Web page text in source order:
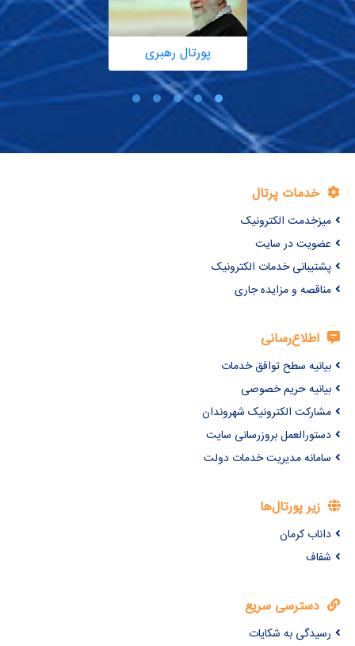
پورتال رهبری
خدمات پرتال
میزخدمت الکترونیک
عضویت در سایت
پشتیبانی خدمات الکترونیک
مناقصه و مزایده جاری
اطلاع‌رسانی
بیانیه سطح توافق خدمات
بیانیه حریم خصوصی
مشارکت الکترونیک شهروندان
دستورالعمل بروزرسانی سایت
سامانه مدیریت خدمات دولت
زیر پورتال‌ها
داناب کرمان
شفاف
دسترسی سریع
رسیدگی به شکایات